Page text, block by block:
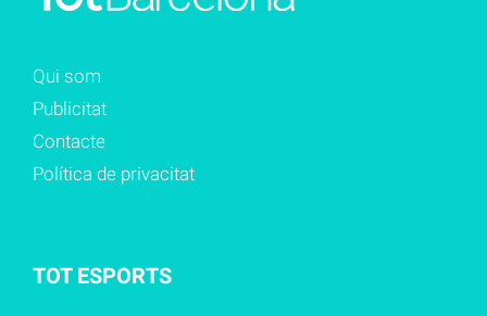
Qui som
Publicitat
Contacte
Política de privacitat
TOT ESPORTS